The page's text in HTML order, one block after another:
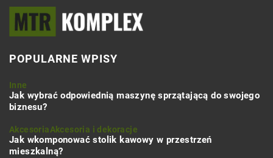
POPULARNE WPISY
Inne
Jak wybrać odpowiednią maszynę sprzątającą do swojego
biznesu?
AkcesoriaAkcesoria i dekoracje
Jak wkomponować stolik kawowy w przestrzeń
mieszkalną?